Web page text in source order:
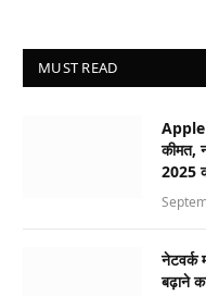
MUST READ
Apple
कीमत,
2025
नेटवर्क
बढ़ाने